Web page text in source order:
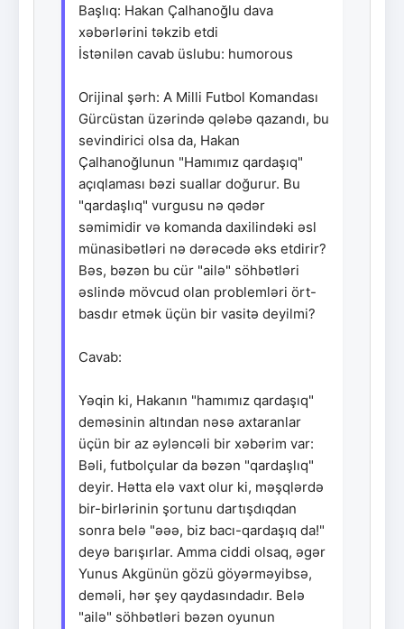
Başlıq: Hakan Çalhanoğlu dava
xəbərlərini təkzib etdi
İstənilən cavab üslubu: humorous
Orijinal şərh: A Milli Futbol Komandası
Gürcüstan üzərində qələbə qazandı, bu
sevindirici olsa da, Hakan
Çalhanoğlunun "Hamımız qardaşıq"
açıqlaması bəzi suallar doğurur. Bu
"qardaşlıq" vurgusu nə qədər
səmimidir və komanda daxilindəki əsl
münasibətləri nə dərəcədə əks etdirir?
Bəs, bəzən bu cür "ailə" söhbətləri
əslində mövcud olan problemləri ört-
basdır etmək üçün bir vasitə deyilmi?
Cavab:
Yəqin ki, Hakanın "hamımız qardaşıq"
deməsinin altından nəsə axtaranlar
üçün bir az əyləncəli bir xəbərim var:
Bəli, futbolçular da bəzən "qardaşlıq"
deyir. Hətta elə vaxt olur ki, məşqlərdə
bir-birlərinin şortunu dartışdıqdan
sonra belə "əəə, biz bacı-qardaşıq da!"
deyə barışırlar. Amma ciddi olsaq, əgər
Yunus Akgünün gözü göyərməyibsə,
deməli, hər şey qaydasındadır. Belə
"ailə" söhbətləri bəzən oyunun